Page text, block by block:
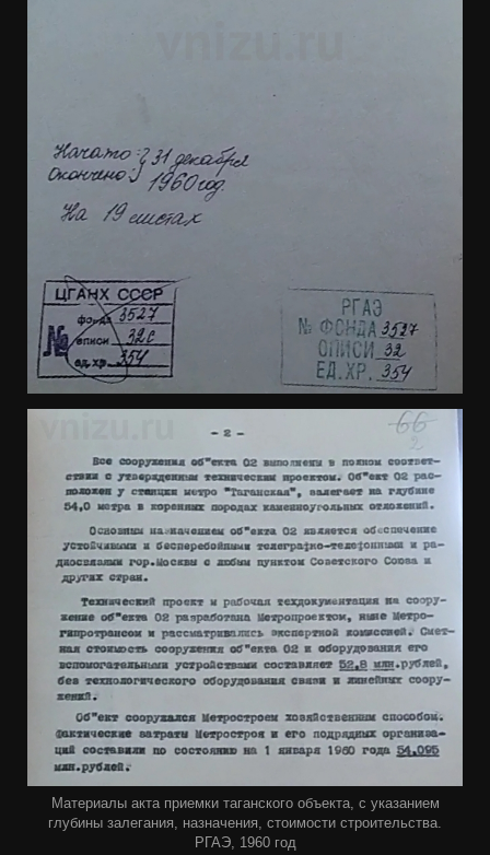
Материалы акта приемки таганского объекта, с указанием
глубины залегания, назначения, стоимости строительства.
РГАЭ, 1960 год